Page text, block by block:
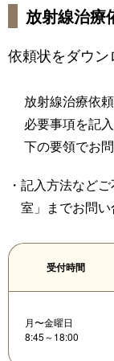
放射線治療
依頼状をダウ
放射線治療依
必要事項を記
下の要領でお
・記入方法など
室」までお問い
受付時間
月〜金曜日
8:45～18:00